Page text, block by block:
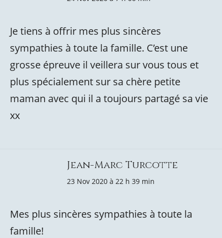
Je tiens à offrir mes plus sincères
sympathies à toute la famille. C’est une
grosse épreuve il veillera sur vous tous et
plus spécialement sur sa chère petite
maman avec qui il a toujours partagé sa vie
xx
Jean-Marc Turcotte
23 Nov 2020 à 22 h 39 min
Mes plus sincères sympathies à toute la
famille!